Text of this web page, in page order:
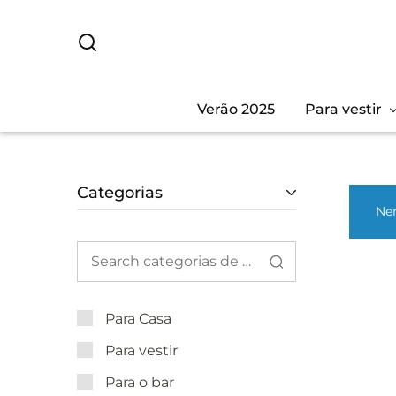
Verão 2025 Para vestir
Categorias
Para Casa
Para vestir
Para o bar